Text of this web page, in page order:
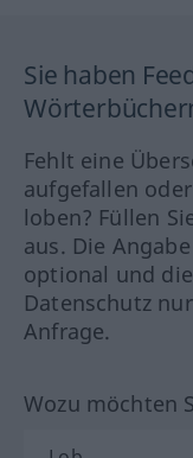
Sie haben
Fehlt eine
aufgefallen
loben? Füllen
aus. Die
optional und
Datenschutz
Anfrage.
Wozu möchten